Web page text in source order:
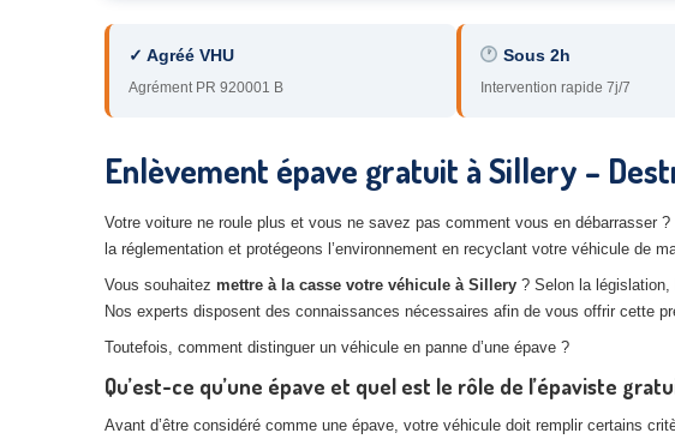
✓ Agréé VHU
Agrément PR 920001 B
Sous 2h
Intervention rapide 7j/7
Enlèvement épave gratuit à Sillery –
Votre voiture ne roule plus et vous ne savez pas comment vous en débarrasser
la réglementation et protégeons l’environnement en recyclant votre véhicule de
Vous souhaitez mettre à la casse votre véhicule à Sillery ? Selon la législation,
Nos experts disposent des connaissances nécessaires afin de vous offrir cette
Toutefois, comment distinguer un véhicule en panne d’une épave ?
Qu’est-ce qu’une épave et quel est le rôle de l’épaviste
Avant d’être considéré comme une épave, votre véhicule doit remplir certains